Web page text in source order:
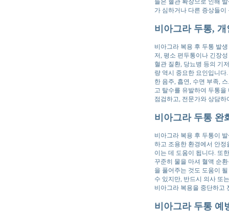
들은 혈관 확장으로 인해
가 심하거나 다른 증상들
비아그라 두통,
비아그라 복용 후 두통 발
저, 평소 편두통이나 긴장
혈관 질환, 당뇨병 등의 기
량 역시 중요한 요인입니
한 음주, 흡연, 수면 부족,
고 탈수를 유발하여 두통
점검하고, 전문가와 상담
비아그라 두통 완
비아그라 복용 후 두통이
하고 조용한 환경에서 안
이는 데 도움이 됩니다. 또
꾸준히 물을 마셔 혈액 순
을 풀어주는 것도 도움이
수 있지만, 반드시 의사 또
비아그라 복용을 중단하고
비아그라 두통 예